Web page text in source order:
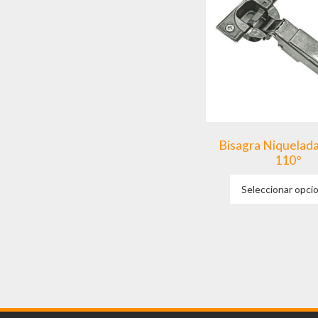
Bisagra
110°
Seleccionar